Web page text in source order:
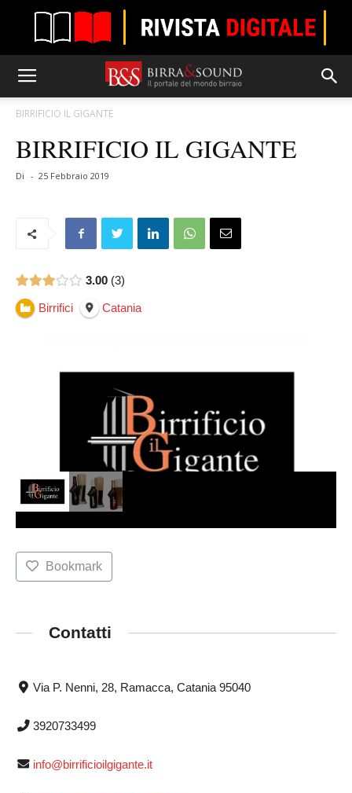
BIRRIFICIO IL GIGANTE
BIRRIFICIO IL GIGANTE
Di - 25 Febbraio 2019
3.00 3
Birrifici Catania
Bookmark
Contatti
Via P. Nenni, 28, Ramacca, Catania 95040
3920733499
info@birrificioilgigante.it